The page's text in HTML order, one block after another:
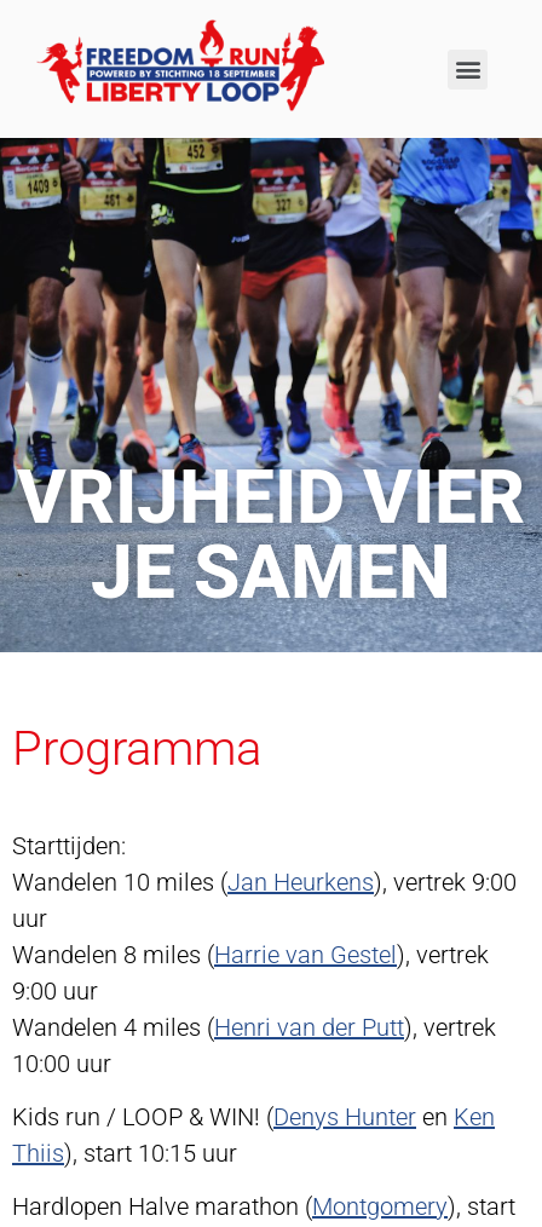
VRIJHEID VIER
JE SAMEN
Programma
Starttijden:
Wandelen 10 miles (Jan Heurkens), vertrek 9:00
uur
Wandelen 8 miles (Harrie van Gestel), vertrek
9:00 uur
Wandelen 4 miles (Henri van der Putt), vertrek
10:00 uur
Kids run / LOOP & WIN! (Denys Hunter en Ken
Thiis), start 10:15 uur
Hardlopen Halve marathon (Montgomery), start